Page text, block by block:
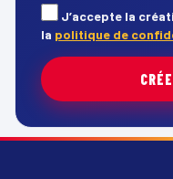
J’accepte la
la politique de